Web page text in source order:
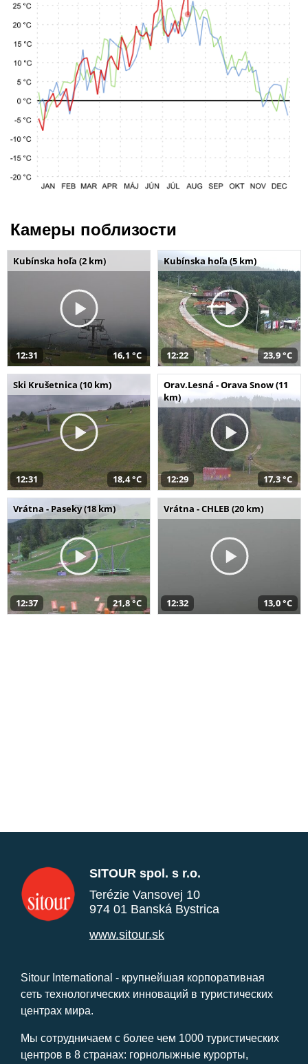
Камеры поблизости
Kubínska hoľa (2 km)
12:31 16,1 °C
Kubínska hoľa (5 km)
12:22 23,9 °C
Ski Krušetnica (10 km)
12:31 18,4 °C
Orav.Lesná - Orava Snow (11
km)
12:29 17,3 °C
Vrátna - Paseky (18 km)
12:37 21,8 °C
Vrátna - CHLEB (20 km)
12:32 13,0 °C
SITOUR spol. s r.o.
Terézie Vansovej 10
974 01 Banská Bystrica
www.sitour.sk
Sitour International - крупнейшая корпоративная
сеть технологических инноваций в туристических
центрах мира.
Мы сотрудничаем с более чем 1000 туристических
центров в 8 странах: горнолыжные курорты,